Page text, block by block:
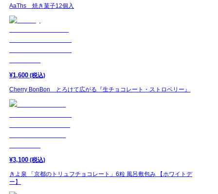
AaThs 焼き菓子12個入
¥1,600 (税込)
Cherry BonBon とろけて広がる『生チョコレート・ストロベリー』
¥3,100 (税込)
きよ泉 「京都のトリュフチョコレート」6粒 風呂敷包み 【ホワイトデ
ー】